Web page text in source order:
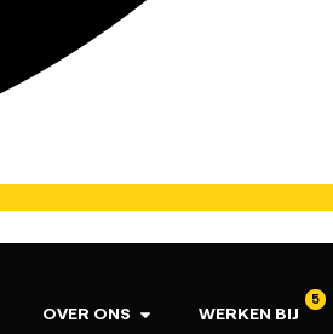
OVER ONS WERKEN BIJ
5